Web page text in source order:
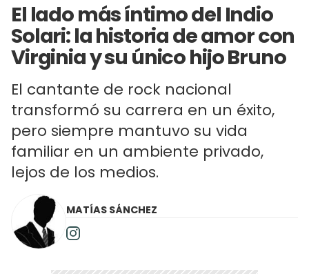
El lado más íntimo del Indio
Solari: la historia de amor con
Virginia y su único hijo Bruno
El cantante de rock nacional
transformó su carrera en un éxito,
pero siempre mantuvo su vida
familiar en un ambiente privado,
lejos de los medios.
MATÍAS SÁNCHEZ